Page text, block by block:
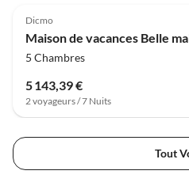
Dicmo
5 Chambres
5 143,39 €
2 voyageurs / 7 Nuits
Tout